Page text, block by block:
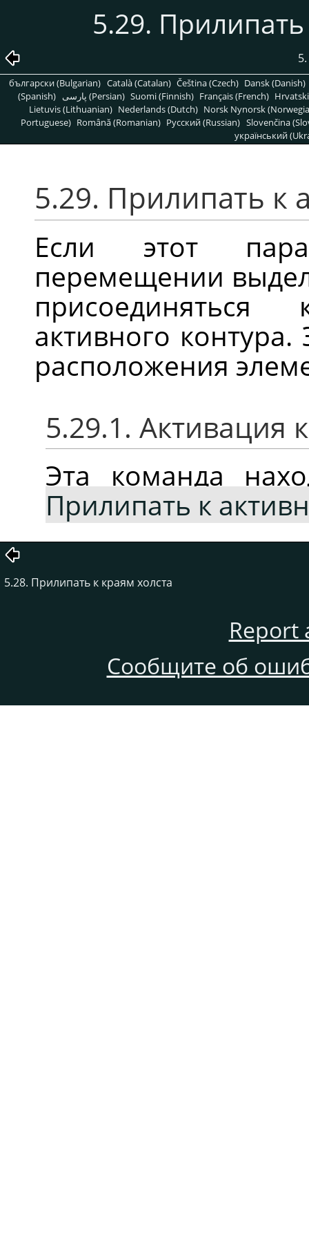
5.29.
български (Bulgarian) Català (Catalan) Čeština (Czech) Dansk (Danish)
(Spanish)
پارسی (Persian) Suomi (Finnish) Français (French)
Lietuvis (Lithuanian) Nederlands (Dutch) Norsk Nynorsk
Portuguese) Română (Romanian) Pусский (Russian) Slovenčina
український
5.29. Прилипать к
Если этот
перемещении
активного
расположения
5.29.1. Активация
Эта команда
Прилипать к
5.28. Прилипать к краям холста
Report
Сообщите об